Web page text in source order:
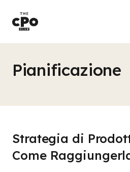
Pianificazione
Strategia di
Come